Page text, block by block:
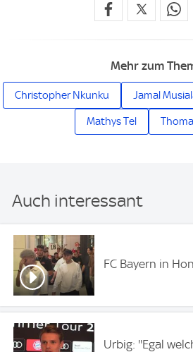
Mehr zum
Christopher Nkunku Jamal
Mathys Tel
Auch interessant
FC Bayern in
Urbig: ''Egal